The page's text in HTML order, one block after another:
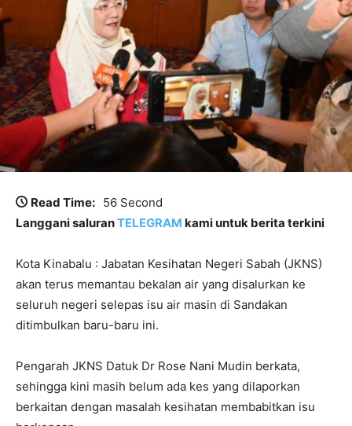
Read Time: 56 Second
Langgani saluranTELEGRAM kami untuk berita terkini
Kota Kinabalu : Jabatan Kesihatan Negeri Sabah (JKNS)
akan terus memantau bekalan air yang disalurkan ke
seluruh negeri selepas isu air masin di Sandakan
ditimbulkan baru-baru ini.
Pengarah JKNS Datuk Dr Rose Nani Mudin berkata,
sehingga kini masih belum ada kes yang dilaporkan
berkaitan dengan masalah kesihatan membabitkan isu